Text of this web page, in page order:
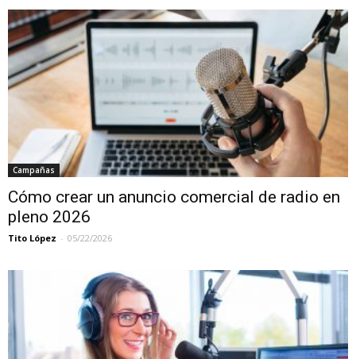
Campañas
Cómo crear un anuncio comercial de radio en
pleno 2026
Tito López - 05/22/2026